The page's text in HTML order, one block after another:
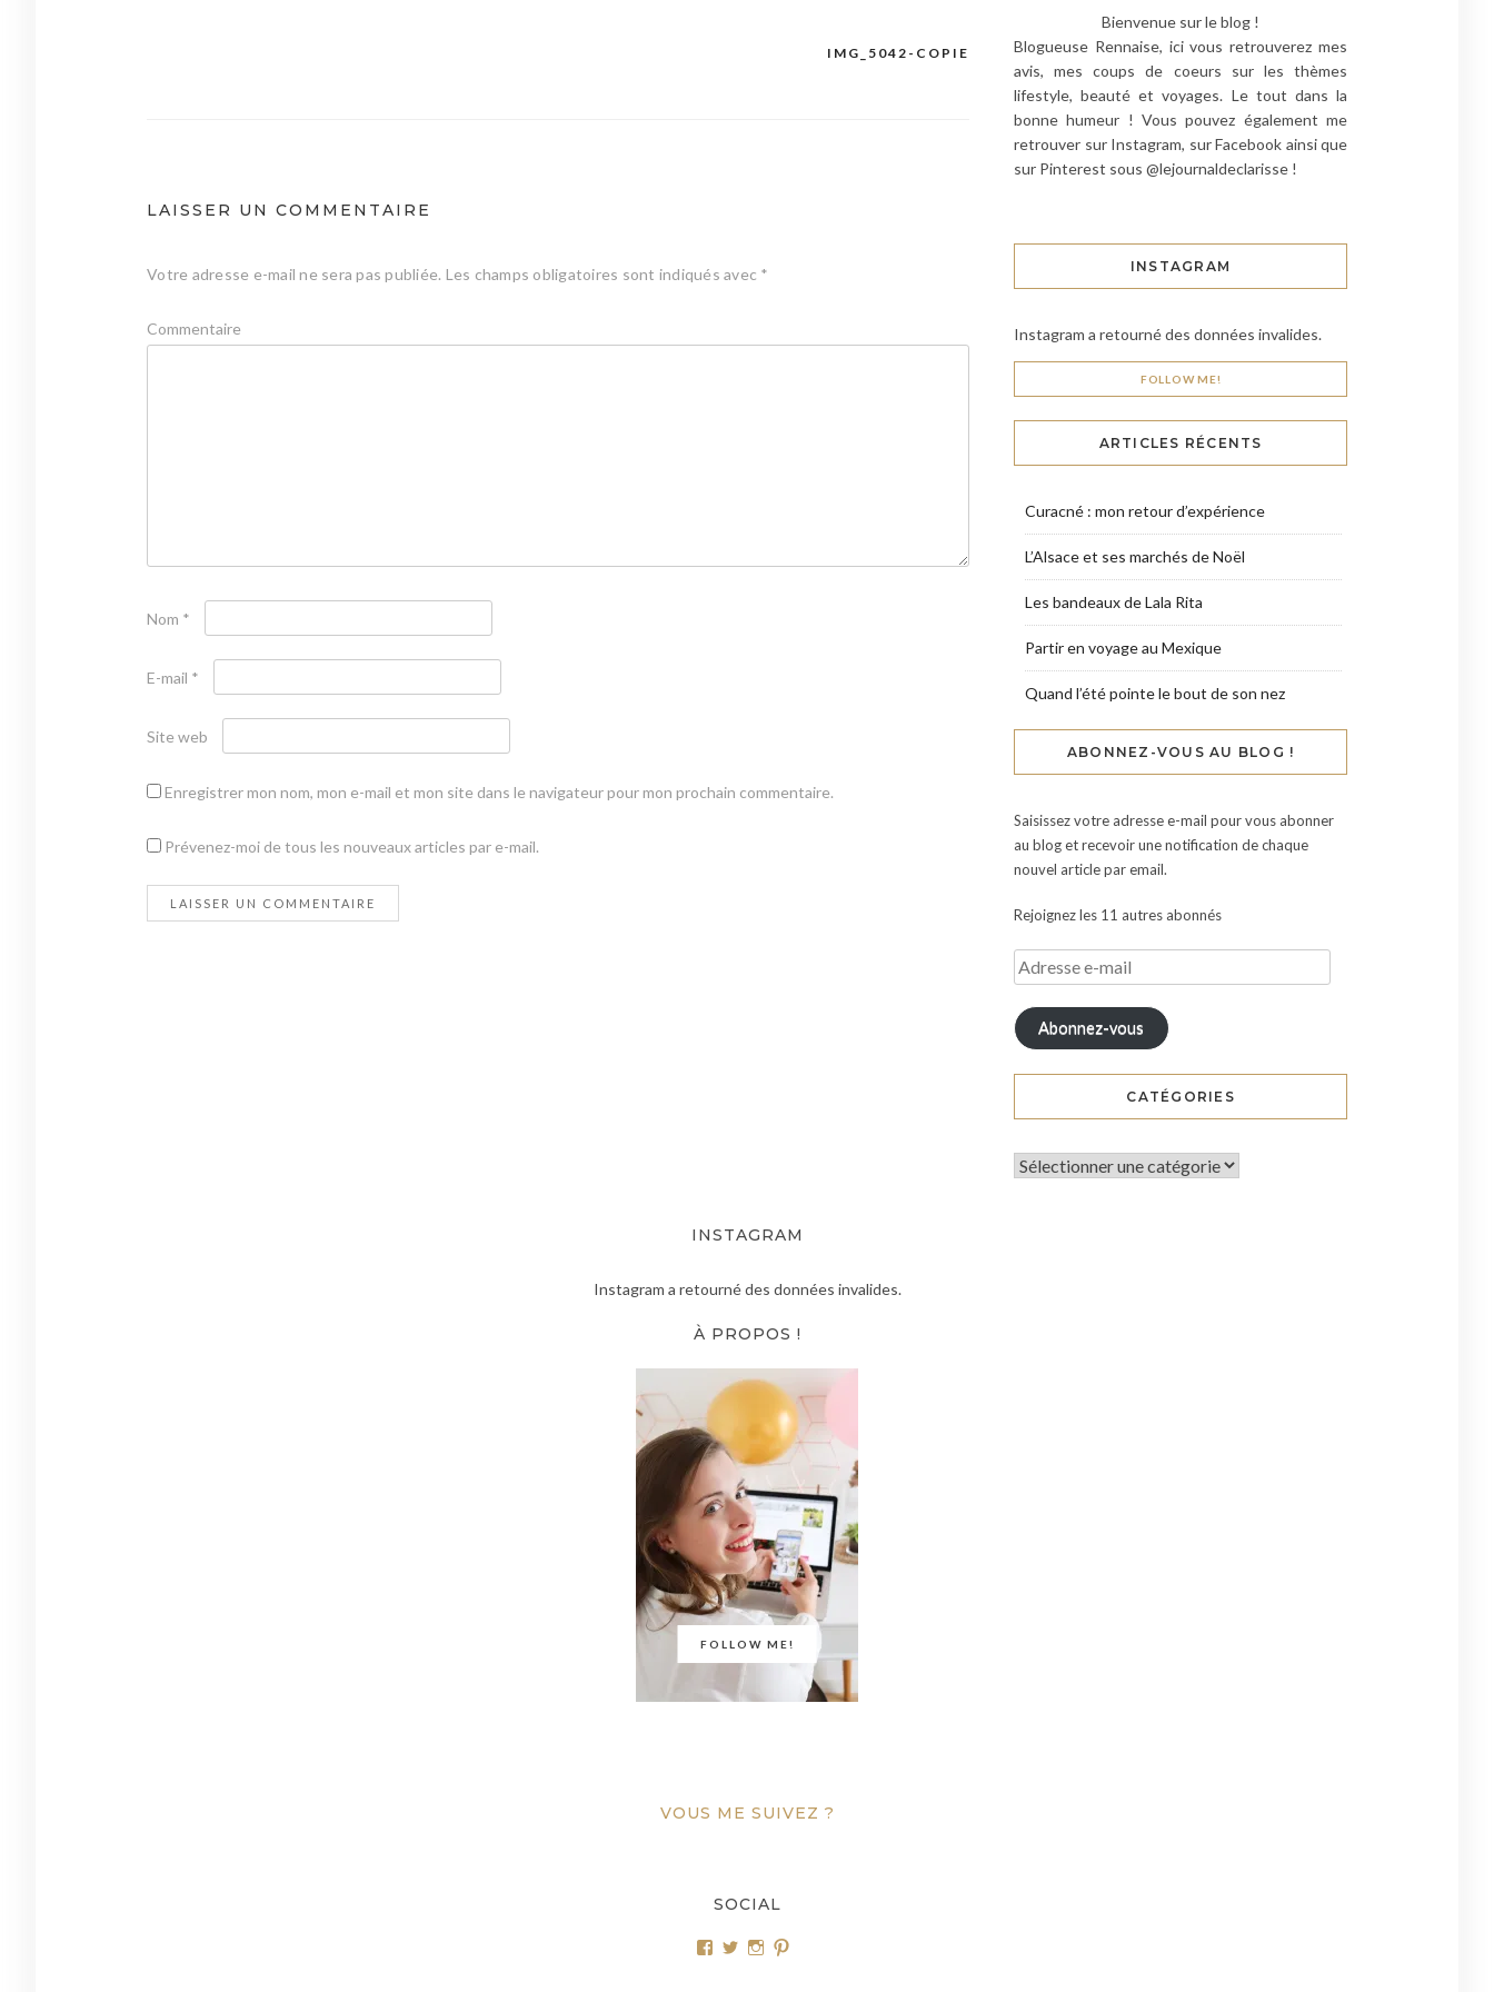
IMG_5042-COPIE
LAISSER UN COMMENTAIRE
Votre adresse e-mail ne sera pas publiée. Les champs obligatoires sont indiqués avec *
Commentaire
Nom *
E-mail *
Site web
Enregistrer mon nom, mon e-mail et mon site dans le navigateur pour mon prochain commentaire.
Prévenez-moi de tous les nouveaux articles par e-mail.
Bienvenue sur le blog !
Blogueuse Rennaise, ici vous retrouverez mes
avis, mes coups de coeurs sur les thèmes
lifestyle, beauté et voyages. Le tout dans la
bonne humeur ! Vous pouvez également me
retrouver sur Instagram, sur Facebook ainsi que
sur Pinterest sous @lejournaldeclarisse !
INSTAGRAM
Instagram a retourné des données invalides.
FOLLOW ME!
ARTICLES RÉCENTS
Curacné : mon retour d’expérience
L’Alsace et ses marchés de Noël
Les bandeaux de Lala Rita
Partir en voyage au Mexique
Quand l’été pointe le bout de son nez
ABONNEZ-VOUS AU BLOG !
Saisissez votre adresse e-mail pour vous abonner
au blog et recevoir une notification de chaque
nouvel article par email.
Rejoignez les 11 autres abonnés
Abonnez-vous
CATÉGORIES
INSTAGRAM
Instagram a retourné des données invalides.
FOLLOW ME!
À PROPOS !
VOUS ME SUIVEZ ?
SOCIAL
Voir Voir Voir